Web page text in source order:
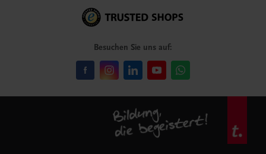
Besuchen Sie uns auf: